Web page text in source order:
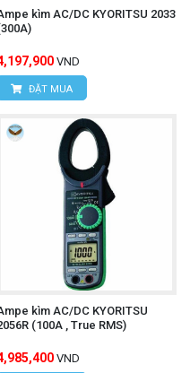
kìm AC/DC KYORITSU 2033
VND
ĐẶT MUA
kìm AC/DC KYORITSU
(100A , True RMS)
VND